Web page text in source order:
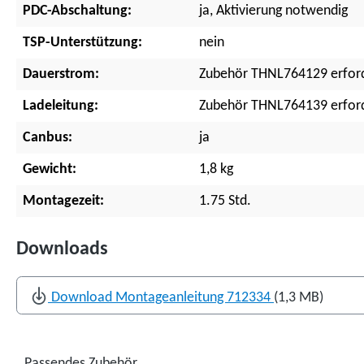
PDC-Abschaltung: ja, Aktivierung notwendig
TSP-Unterstützung: nein
Dauerstrom: Zubehör THNL764129
Ladeleitung: Zubehör THNL764139
Canbus: ja
Gewicht: 1,8 kg
Montagezeit: 1.75 Std.
Downloads
Download Montageanleitung 712334 (1,3 MB)